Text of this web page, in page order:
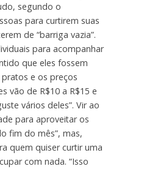
segundo o
para curtirem suas
de “barriga vazia”.
para acompanhar
que eles fossem
e os preços
vão de R$10 a R$15 e
vários deles”. Vir ao
para aproveitar os
fim do mês”, mas,
quem quiser curtir uma
com nada. “Isso